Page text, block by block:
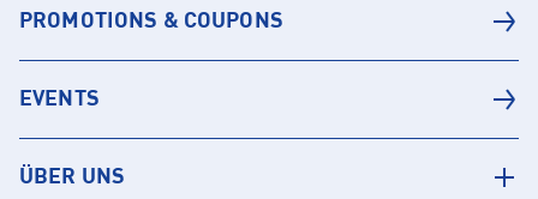
PROMOTIONS & COUPONS
EVENTS
ÜBER UNS